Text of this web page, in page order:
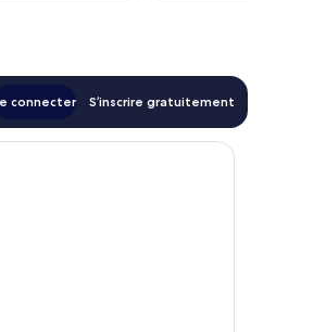
connecter S’inscrire gratuitement